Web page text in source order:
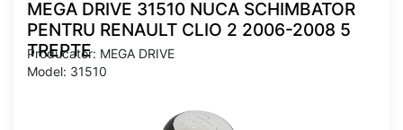
MEGA DRIVE 31510 NUCA SCHIMBATOR
PENTRU RENAULT CLIO 2 2006-2008 5
TREPTE
Producator: MEGA DRIVE
Model: 31510